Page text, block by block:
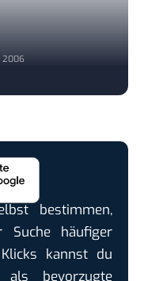
2006
bestimmen,
häufiger
kannst du
als bevorzugte